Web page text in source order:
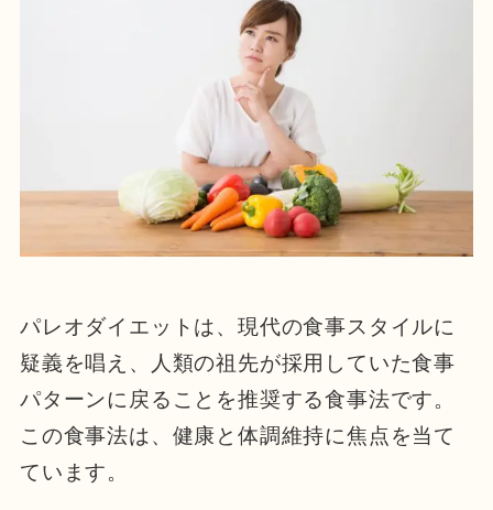
パレオダイエットは、現代の食事スタイルに
疑義を唱え、人類の祖先が採用していた食事
パターンに戻ることを推奨する食事法です。
この食事法は、健康と体調維持に焦点を当て
ています。